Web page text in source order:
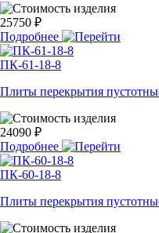
25750 ₽
Подробнее
ПК-61-18-8
Плиты перекрытия
24090 ₽
Подробнее
ПК-60-18-8
Плиты перекрытия